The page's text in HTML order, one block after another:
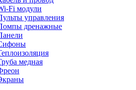
Fi модули
управления
дренажные
медная